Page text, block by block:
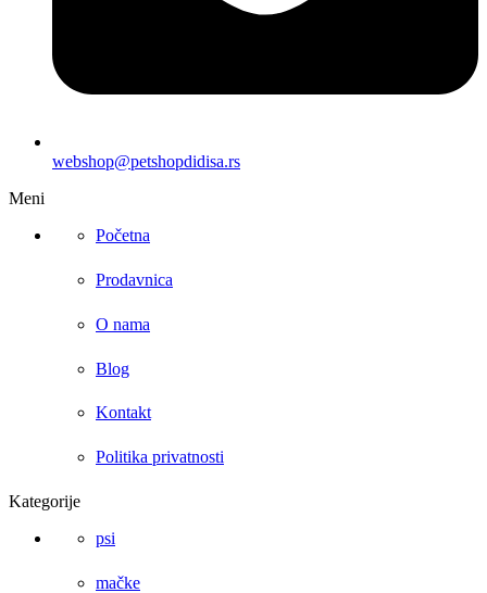
webshop@petshopdidisa.rs
Meni
Početna
Prodavnica
O nama
Blog
Kontakt
Politika privatnosti
Kategorije
psi
mačke